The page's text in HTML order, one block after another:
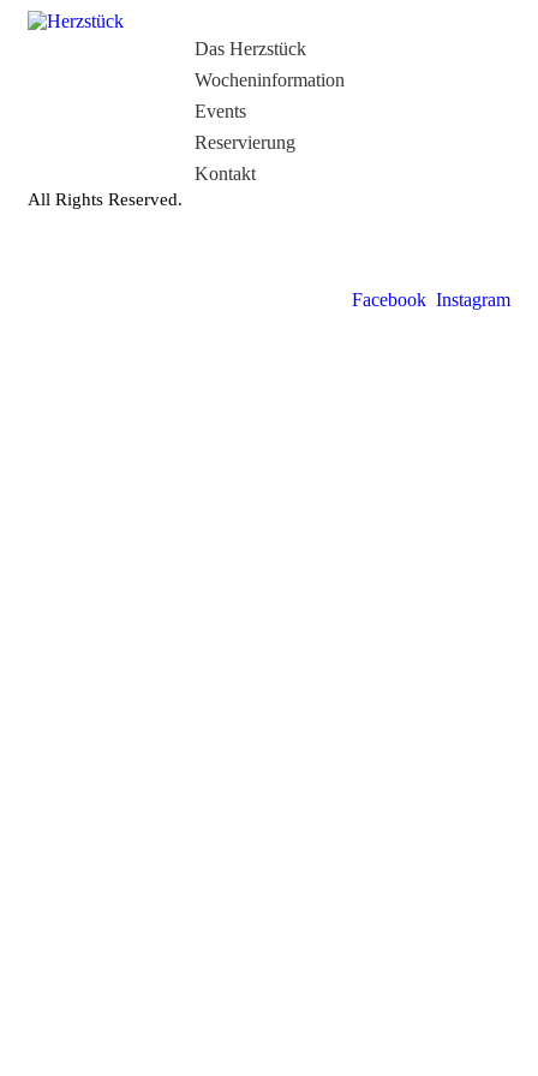
Das Herzstück
Wocheninformation
Events
Reservierung
Kontakt
All Rights Reserved.
Facebook Instagram